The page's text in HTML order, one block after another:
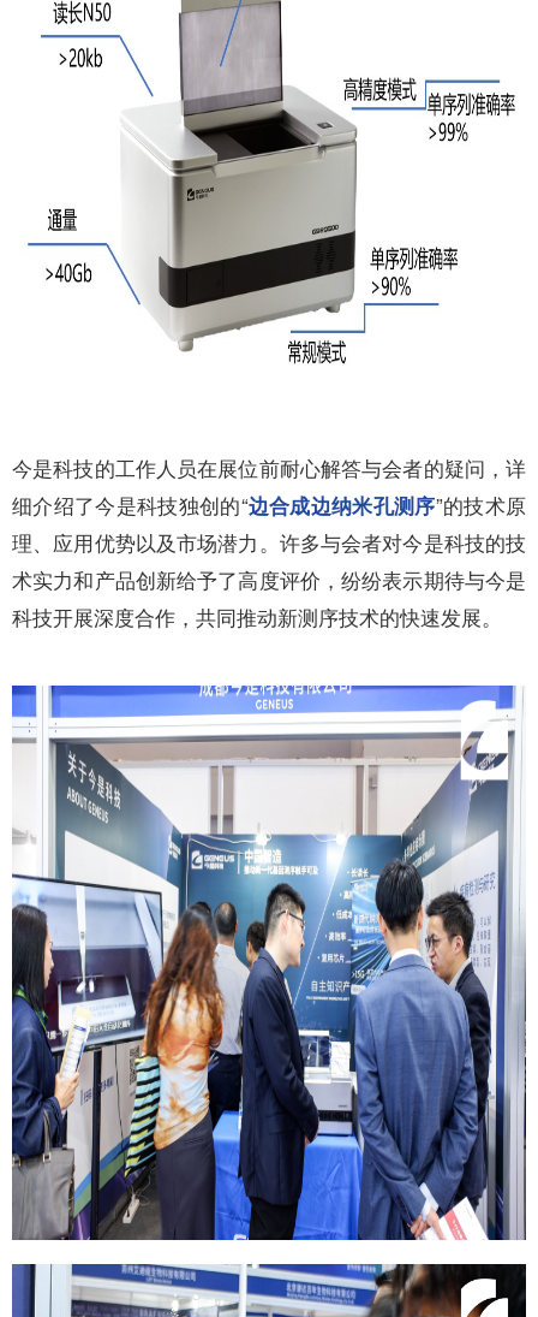
今是科技的工作人员在展位前耐心解答与会者的疑问，详
细介绍了今是科技独创的“边合成边纳米孔测序”的技术原
理、应用优势以及市场潜力。许多与会者对今是科技的技
术实力和产品创新给予了高度评价，纷纷表示期待与今是
科技开展深度合作，共同推动新测序技术的快速发展。